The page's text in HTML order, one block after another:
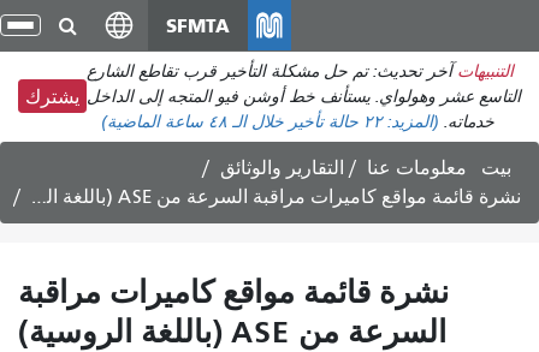
انتقل
إلى
المحتوى
الرئيسي
SFMTA
التنبيهات آخر تحديث: تم حل مشكلة التأخير قرب تقاطع الشارع
التاسع عشر وهولواي. يستأنف خط أوشن فيو المتجه إلى الداخل
خدماته. (المزيد:٢٢ حالة تأخير خلال الـ ٤٨ ساعة الماضية)
يشترك
بيت معلومات عنا
التقارير والوثائق
نشرة قائمة مواقع كاميرات مراقبة السرعة من ASE (باللغة الروسية)
نشرة قائمة مواقع كاميرات مراقبة
السرعة من ASE (باللغة الروسية)